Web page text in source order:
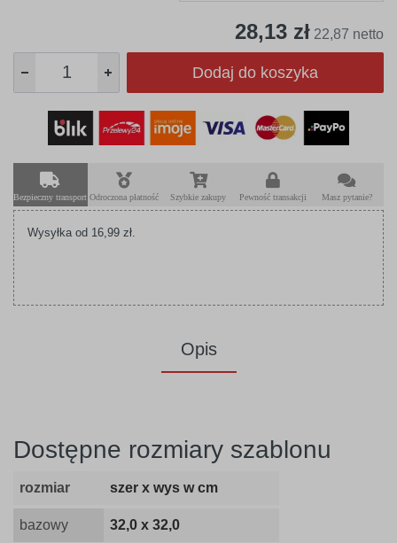
28,13 zł 22,87 netto
Dodaj do koszyka
Bezpieczny transport Odroczona płatność Szybkie zakupy Pewność transakcji Masz pytanie?
Wysyłka od 16,99 zł.
Opis
Dostępne rozmiary szablonu
rozmiar szer x wys w cm
bazowy 32,0 x 32,0